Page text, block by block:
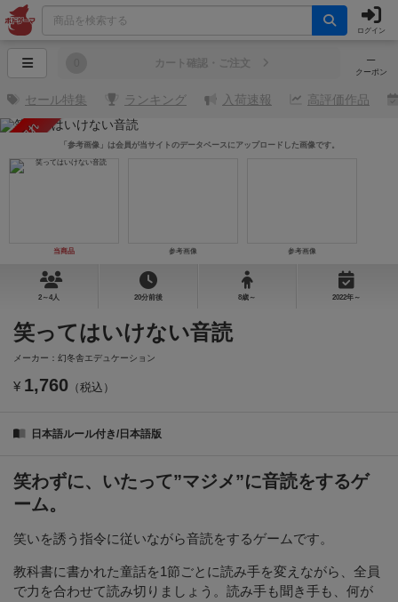
ログイン
─
クーポン
カート確認・ご注文
セール特集 ランキング 入荷速報 高評価作品
売り切れ
当商品 参考画像 参考画像
「参考画像」は会員が当サイトのデータベースにアップロードした画像です。
2～4人 20分前後 8歳～ 2022年～
笑ってはいけない音読
メーカー：幻冬舎エデュケーション
¥ 1,760 （税込）
日本語ルール付き/日本語版
笑わずに、いたって”マジメ”に音読をするゲ
ーム。
笑いを誘う指令に従いながら音読をするゲームです。
教科書に書かれた童話を1節ごとに読み手を変えながら、全員
で力を合わせて読み切りましょう。読み手も聞き手も、何が